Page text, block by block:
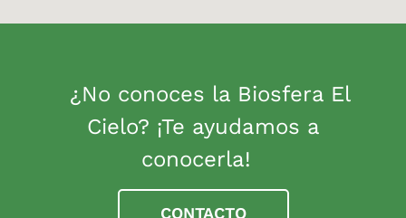
¿No conoces la Biosfera El
Cielo? ¡Te ayudamos a
conocerla!
CONTACTO